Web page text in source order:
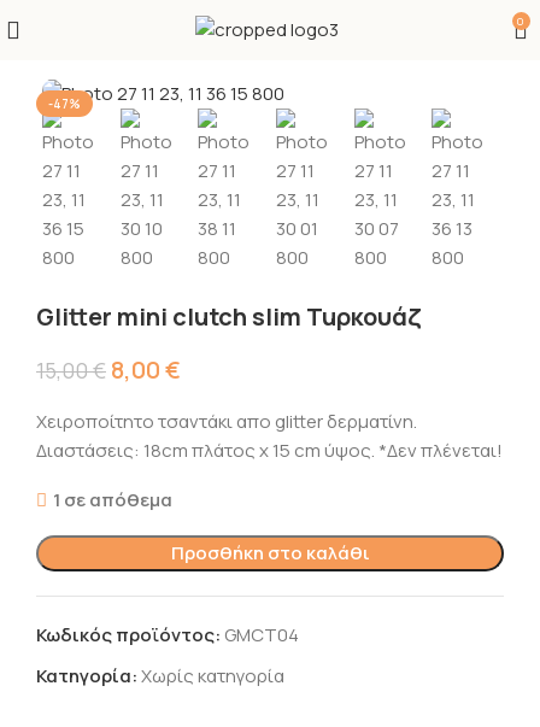
0
-47%
Glitter mini clutch slim Tuρκουάζ
15,00€ 8,00€
Χειροποίτητο τσαντάκι απο glitter δερματίνη.
Διαστάσεις: 18cm πλάτος χ 15 cm ύψος. *Δεν πλένεται!
1 σε απόθεμα
Προσθήκη στο καλάθι
Κωδικός προϊόντος: GMCT04
Κατηγορία:Χωρίς κατηγορία